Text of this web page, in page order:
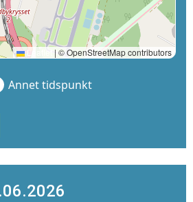
Leaflet | © OpenStreetMap contributors
Annet tidspunkt